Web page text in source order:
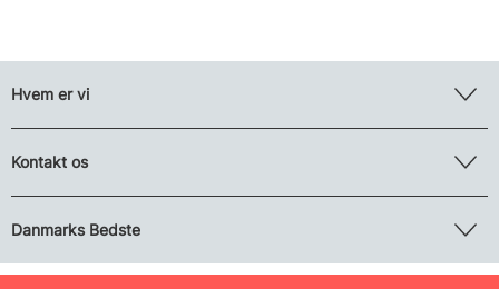
Hvem er vi
Kontakt os
Danmarks Bedste